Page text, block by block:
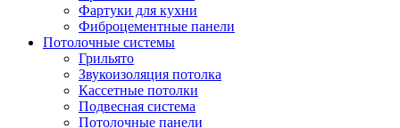
Фартуки для кухни
Фиброцементные панели
Потолочные системы
Грильято
Звукоизоляция потолка
Кассетные потолки
Подвесная система
Потолочные панели